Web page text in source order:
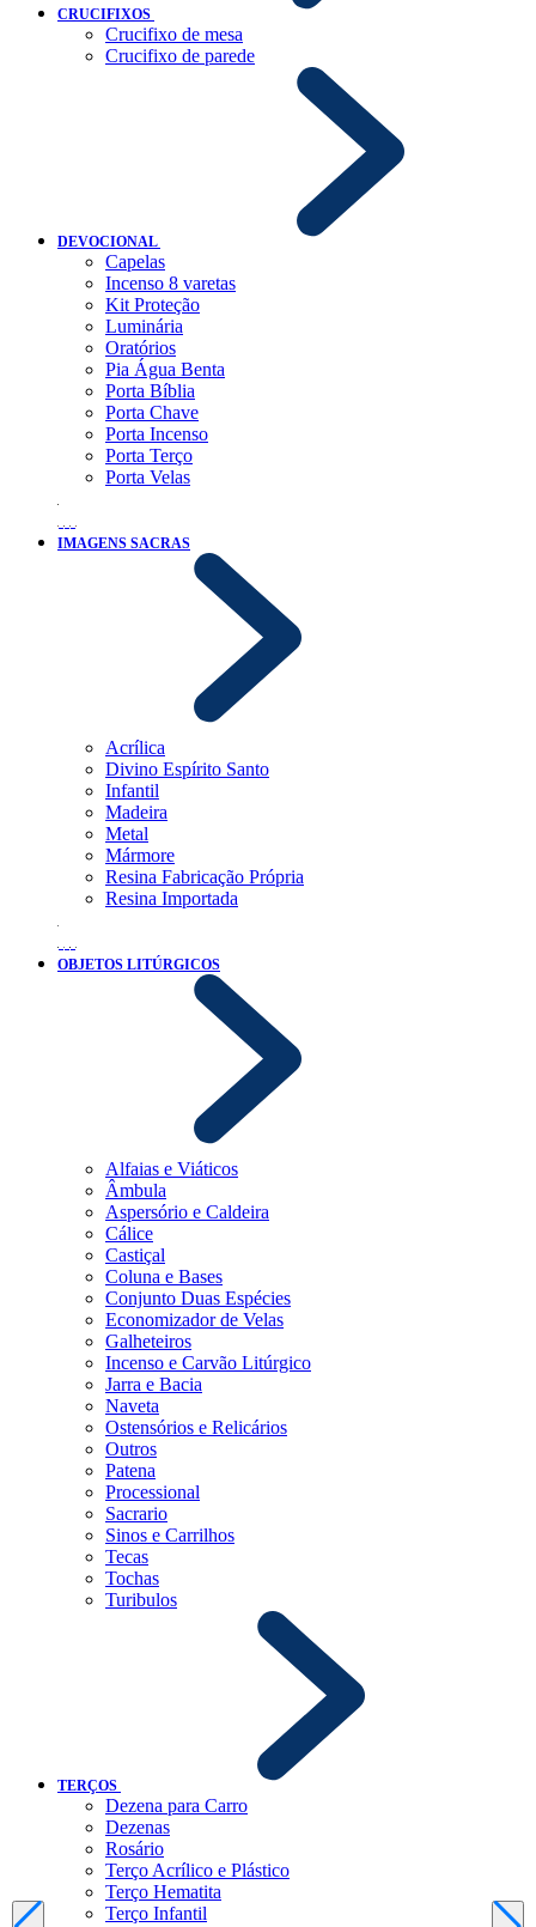
CRUCIFIXOS
Crucifixo de mesa
Crucifixo de parede
DEVOCIONAL
Capelas
Incenso 8 varetas
Kit Proteção
Luminária
Oratórios
Pia Água Benta
Porta Bíblia
Porta Chave
Porta Incenso
Porta Terço
Porta Velas
IMAGENS SACRAS
Acrílica
Divino Espírito Santo
Infantil
Madeira
Metal
Mármore
Resina Fabricação Própria
Resina Importada
OBJETOS LITÚRGICOS
Alfaias e Viáticos
Âmbula
Aspersório e Caldeira
Cálice
Castiçal
Coluna e Bases
Conjunto Duas Espécies
Economizador de Velas
Galheteiros
Incenso e Carvão Litúrgico
Jarra e Bacia
Naveta
Ostensórios e Relicários
Outros
Patena
Processional
Sacrario
Sinos e Carrilhos
Tecas
Tochas
Turibulos
TERÇOS
Dezena para Carro
Dezenas
Rosário
Terço Acrílico e Plástico
Terço Hematita
Terço Infantil